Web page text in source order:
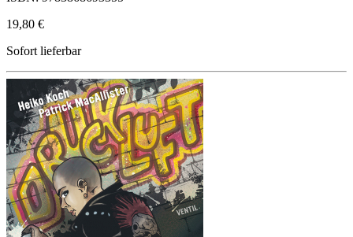
19,80 €
Sofort lieferbar